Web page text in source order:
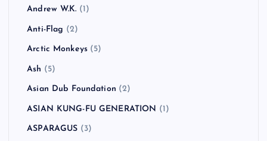
Andrew W.K. (1)
Anti-Flag (2)
Arctic Monkeys (5)
Ash (5)
Asian Dub Foundation (2)
ASIAN KUNG-FU GENERATION (1)
ASPARAGUS (3)